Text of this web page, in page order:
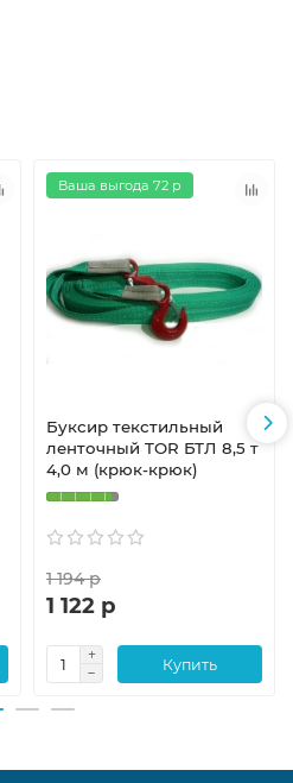
Ваша выгода 72 р
Буксир текстильный
ленточный TOR БТЛ 8,5 т
4,0 м (крюк-крюк)
1 194 р
1 122 р
Купить